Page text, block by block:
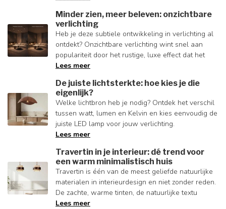
Minder zien, meer beleven: onzichtbare
verlichting
Heb je deze subtiele ontwikkeling in verlichting al
ontdekt? Onzichtbare verlichting wint snel aan
populariteit door het rustige, luxe effect dat het
Lees meer
De juiste lichtsterkte: hoe kies je die
eigenlijk?
Welke lichtbron heb je nodig? Ontdek het verschil
tussen watt, lumen en Kelvin en kies eenvoudig de
juiste LED lamp voor jouw verlichting.
Lees meer
Travertin in je interieur: dé trend voor
een warm minimalistisch huis
Travertin is één van de meest geliefde natuurlijke
materialen in interieurdesign en niet zonder reden.
De zachte, warme tinten, de natuurlijke textu
Lees meer